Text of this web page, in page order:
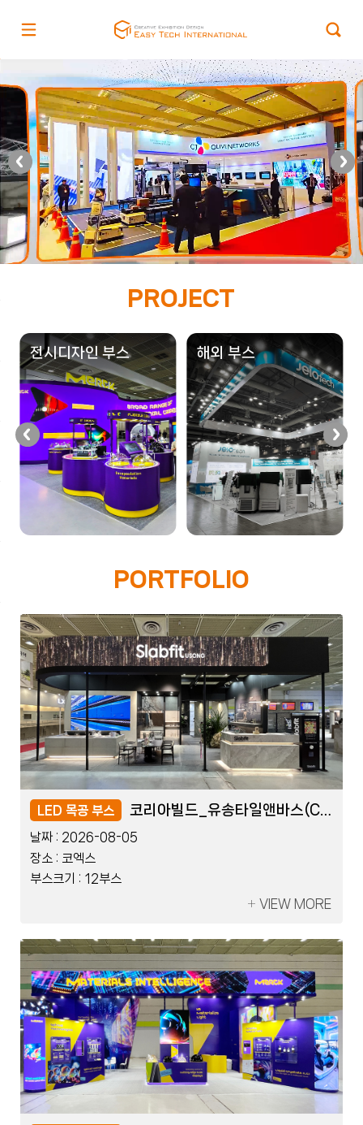
PROJECT
전시디자인 부스 해외 부스
PORTFOLIO
LED 블럭 부스 KDTEX_쓰리포인트덴탈(COB)
날짜 : 2026-07-17
장소 : 킨텍스
부스크기 : 10부스
VIEW MORE
LED 목공 부스
날짜 : 2026-08-05
장소 : 코엑스
부스크기 : 12부스
VIEW MORE
LED 블럭 부스 KDTEX_쓰리포인트덴탈(COB)
날짜 : 2026-07-17
장소 : 킨텍스
부스크기 : 10부스
VIEW MORE
LED 목공 부스
날짜 : 2026-08-05
장소 : 코엑스
부스크기 : 12부스
VIEW MORE